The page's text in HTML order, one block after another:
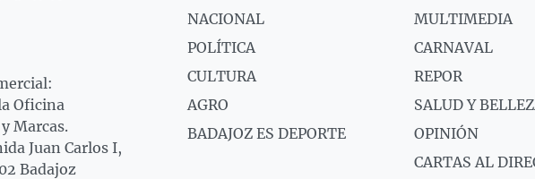
Oficina
Marcas.
Juan Carlos I,
Badajoz
NACIONAL
POLÍTICA
CULTURA
AGRO
BADAJOZ ES DEPORTE
MULTIMEDIA
CARNAVAL
REPOR
SALUD Y
OPINIÓN
CARTAS AL